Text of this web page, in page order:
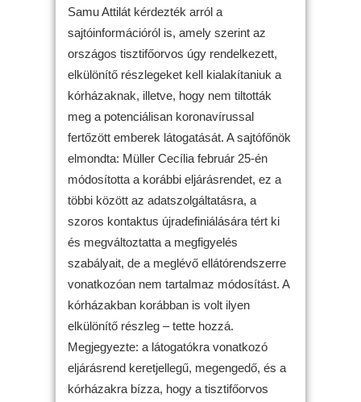
Samu Attilát kérdezték arról a
sajtóinformációról is, amely szerint az
országos tisztifőorvos úgy rendelkezett,
elkülönítő részlegeket kell kialakítaniuk a
kórházaknak, illetve, hogy nem tiltották
meg a potenciálisan koronavírussal
fertőzött emberek látogatását. A sajtófőnök
elmondta: Müller Cecília február 25-én
módosította a korábbi eljárásrendet, ez a
többi között az adatszolgáltatásra, a
szoros kontaktus újradefiniálására tért ki
és megváltoztatta a megfigyelés
szabályait, de a meglévő ellátórendszerre
vonatkozóan nem tartalmaz módosítást. A
kórházakban korábban is volt ilyen
elkülönítő részleg – tette hozzá.
Megjegyezte: a látogatókra vonatkozó
eljárásrend keretjellegű, megengedő, és a
kórházakra bízza, hogy a tisztifőorvos